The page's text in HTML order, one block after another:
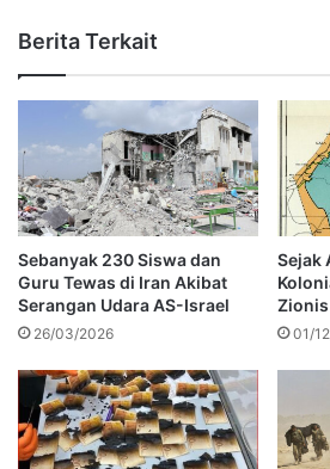
Berita Terkait
Sebanyak 230 Siswa dan
Guru Tewas di Iran Akibat
Serangan Udara AS-Israel
26/03/2026
Sejak
01/